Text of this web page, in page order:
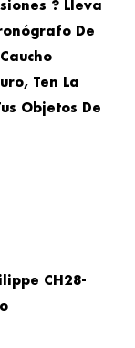
? Lleva
De
Ten La
Objetos De
CH28-